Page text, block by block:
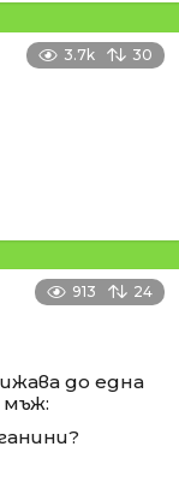
3.7k 30
913 24
до една